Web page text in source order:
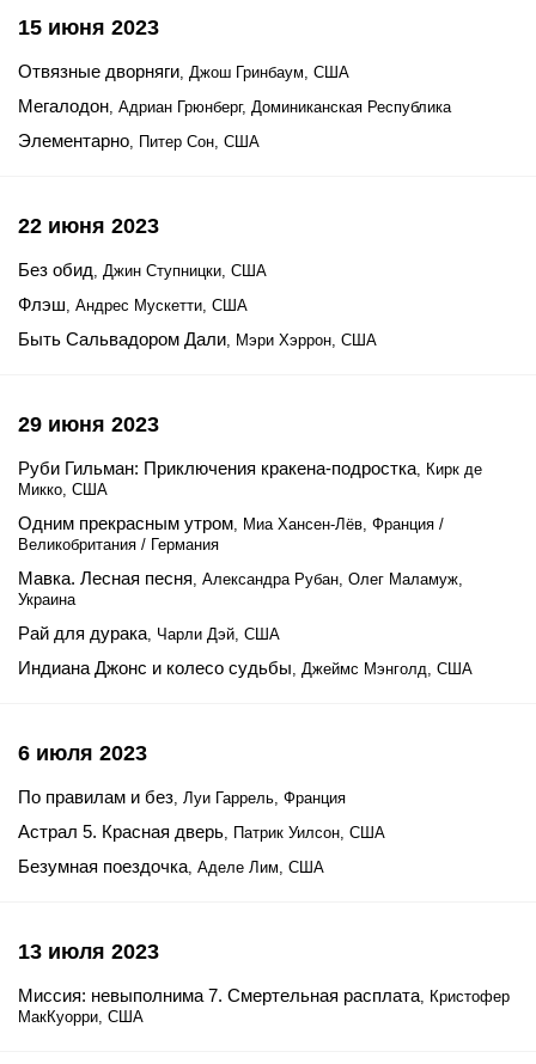
15 июня 2023
Отвязные дворняги, Джош Гринбаум, США
Мегалодон, Адриан Грюнберг, Доминиканская Республика
Элементарно, Питер Сон, США
22 июня 2023
Без обид, Джин Ступницки, США
Флэш, Андрес Мускетти, США
Быть Сальвадором Дали, Мэри Хэррон, США
29 июня 2023
Руби Гильман: Приключения кракена-подростка, Кирк де
Микко, США
Одним прекрасным утром, Миа Хансен-Лёв, Франция /
Великобритания / Германия
Мавка. Лесная песня, Александра Рубан, Олег Маламуж,
Украина
Рай для дурака, Чарли Дэй, США
Индиана Джонс и колесо судьбы, Джеймс Мэнголд, США
6 июля 2023
По правилам и без, Луи Гаррель, Франция
Астрал 5. Красная дверь, Патрик Уилсон, США
Безумная поездочка, Аделе Лим, США
13 июля 2023
Миссия: невыполнима 7. Смертельная расплата, Кристофер
МакКуорри, США